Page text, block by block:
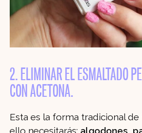
2. ELIMINAR EL ESMALTADO
CON ACETONA.
Esta es la forma tradicional de
ello necesitarás: algodones